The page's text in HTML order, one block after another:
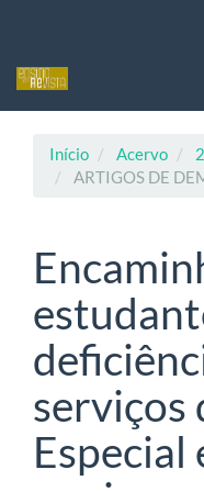
principal
Início Acervo
ARTIGOS DE
serviços
Especial